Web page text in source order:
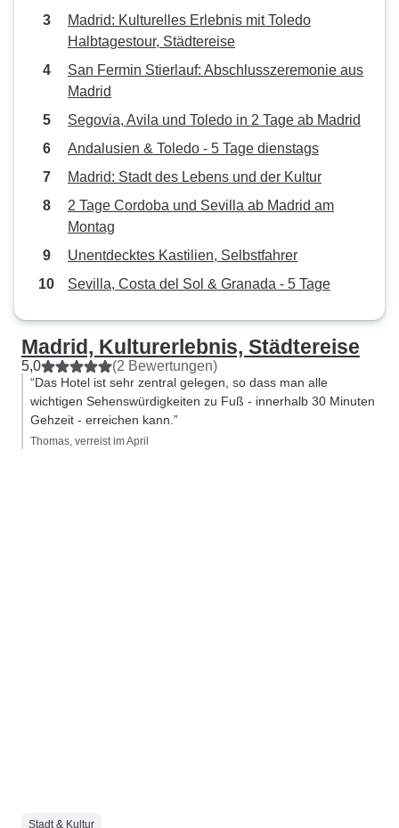
Madrid: Kulturelles Erlebnis mit Toledo
Halbtagestour, Städtereise
San Fermin Stierlauf: Abschlusszeremonie aus
Madrid
Segovia, Avila und Toledo in 2 Tage ab Madrid
Andalusien & Toledo - 5 Tage dienstags
Madrid: Stadt des Lebens und der Kultur
2 Tage Cordoba und Sevilla ab Madrid am
Montag
Unentdecktes Kastilien, Selbstfahrer
Sevilla, Costa del Sol & Granada - 5 Tage
Madrid, Kulturerlebnis, Städtereise
5,0 (2 Bewertungen)
“Das Hotel ist sehr zentral gelegen, so dass man alle
wichtigen Sehenswürdigkeiten zu Fuß - innerhalb 30 Minuten
Gehzeit - erreichen kann.”
Thomas, verreist im April
Stadt & Kultur